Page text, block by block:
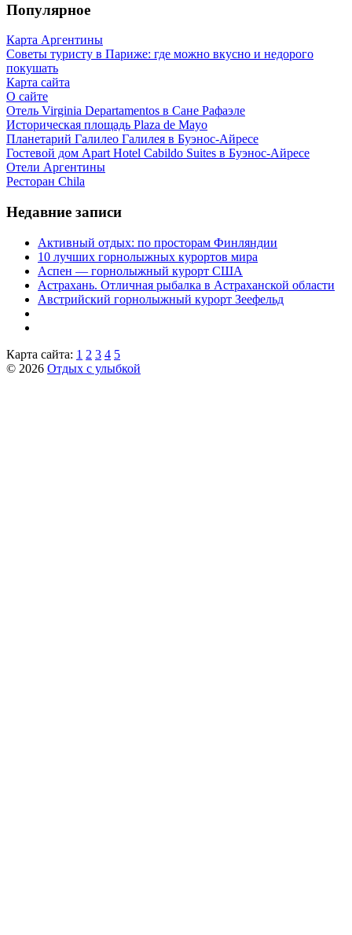
Популярное
Карта Аргентины
Советы туристу в Париже: где можно вкусно и недорого
покушать
Карта сайта
О сайте
Отель Virginia Departamentos в Сане Рафаэле
Историческая площадь Plaza de Mayo
Планетарий Галилео Галилея в Буэнос-Айресе
Гостевой дом Apart Hotel Cabildo Suites в Буэнос-Айресе
Отели Аргентины
Ресторан Chila
Недавние записи
Активный отдых: по просторам Финляндии
10 лучших горнолыжных курортов мира
Аспен — горнолыжный курорт США
Астрахань. Отличная рыбалка в Астраханской области
Австрийский горнолыжный курорт Зеефельд
Карта сайта: 1 2 3 4 5
© 2026 Отдых с улыбкой